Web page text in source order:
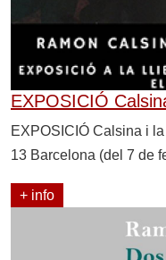
EXPOSICIÓ
EXPOSICIÓ Calsina i
13 Barcelona (del 7 de
+ info